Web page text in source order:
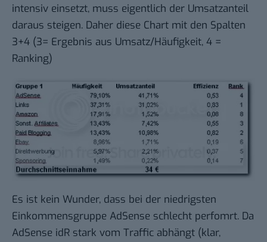
intensiv einsetzt, muss eigentlich der Umsatzanteil
daraus steigen. Daher diese Chart mit den Spalten
3+4 (3= Ergebnis aus Umsatz/Häufigkeit, 4 =
Ranking)
Es ist kein Wunder, dass bei der niedrigsten
Einkommensgruppe AdSense schlecht perfomrt. Da
AdSense idR stark vom Traffic abhängt (klar,